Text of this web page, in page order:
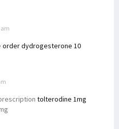
order dydrogesterone 10
tolterodine 1mg